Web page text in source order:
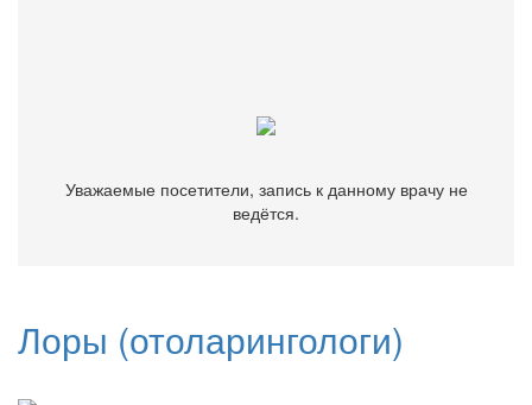
Уважаемые посетители, запись к данному врачу не
ведётся.
Лоры (отоларингологи)